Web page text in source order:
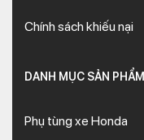
Chính sách khiếu nại
DANH MỤC SẢN PHẨM
Phụ tùng xe Honda